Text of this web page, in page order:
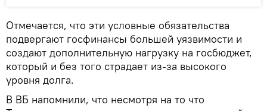
Отмечается, что эти условные обязательства
подвергают госфинансы большей уязвимости и
создают дополнительную нагрузку на госбюджет,
который и без того страдает из-за высокого
уровня долга.
В ВБ напомнили, что несмотря на то что